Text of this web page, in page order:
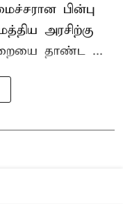
பின்பு
அரசிற்கு
தாண்ட ...